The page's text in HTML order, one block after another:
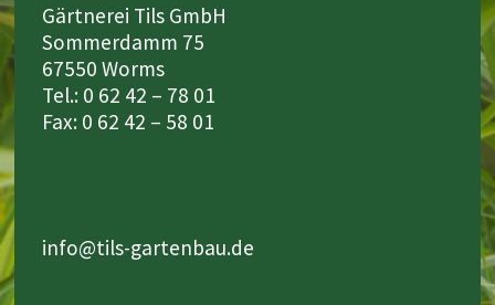
Gärtnerei Tils GmbH
Sommerdamm 75
67550 Worms
Tel.: 0 62 42 – 78 01
Fax: 0 62 42 – 58 01
info@tils-gartenbau.de